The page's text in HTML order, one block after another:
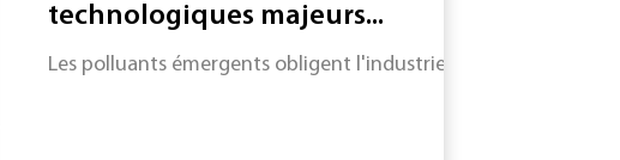
technologiques majeurs...
Les polluants émergents obligent l'industrie à adapter des